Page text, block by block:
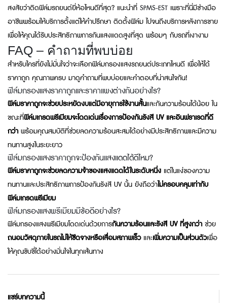
สงสัยว่าติดฟิล์มรถยนต์ยี่ห้อไหนดีที่สุด? แนะนำที่ SPMS-EST เพราะที่นี่มีช่างมือ
อาชีพพร้อมให้บริการตั้งแต่ให้คำปรึกษา ติดตั้งฟิล์ม ไปจนถึงบริการหลังการขาย
เพื่อให้คุณได้รับประสิทธิภาพการกันแสงแดดสูงที่สุด พร้อมๆ กับรถที่เงางาม
FAQ – คำถามที่พบบ่อย
สำหรับใครที่ยังไม่มั่นใจว่าจะเลือกฟิล์มกรองแสงรถยนต์ประเภทไหนดี เพื่อให้ได้
ราคาถูก คุณภาพครบ มาดูคำถามที่พบบ่อยและคำตอบที่น่าสนใจกัน!
ฟิล์มกรองแสงราคาถูกและราคาแพงต่างกันอย่างไร?
ฟิล์มราคาถูกจะช่วยประหยัดงบแต่มีอายุการใช้งานสั้นและกันความร้อนได้น้อย ใน
ขณะที่ฟิล์มเกรดพรีเมียมจะโดดเด่นเรื่องการป้องกันรังสี UV และอินฟราเรดที่ดี
กว่าพร้อมคุณสมบัติที่ช่วยลดความร้อนสะสมได้อย่างมีประสิทธิภาพและมีความ
ทนทานสูงในระยะยาว
ฟิล์มกรองแสงราคาถูกจะป้องกันแสงแดดได้ดีไหม?
ฟิล์มราคาถูกจะช่วยลดความจ้าของแสงแดดได้ในระดับหนึ่ง แต่ในแง่ของความ
ทนทานและประสิทธิภาพการป้องกันรังสี UV นั้น ยังถือว่าไม่ครอบคลุมเท่ากับ
ฟิล์มเกรดพรีเมียม
ฟิล์มกรองแสงพรีเมียมมีข้อดีอย่างไร?
ฟิล์มกรองแสงพรีเมียมโดดเด่นด้วยการกันความร้อนและรังสี UV ที่สูงกว่าช่วย
ถนอมวัสดุภายในรถไม่ให้ซีดจางหรือเสื่อมสภาพเร็วและเพิ่มความเป็นส่วนตัวเพื่อ
ให้คุณขับขี่ได้อย่างมั่นใจในทุกเส้นทาง
แชร์บทความนี้